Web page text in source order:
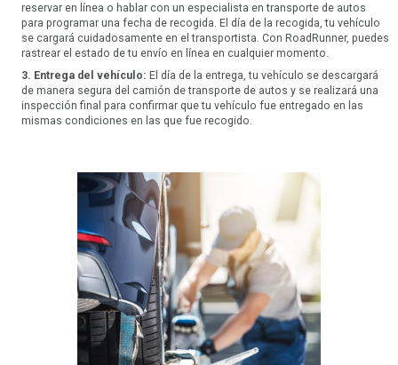
reservar en línea o hablar con un especialista en transporte de autos
para programar una fecha de recogida. El día de la recogida, tu vehículo
se cargará cuidadosamente en el transportista. Con RoadRunner, puedes
rastrear el estado de tu envío en línea en cualquier momento.
3. Entrega del vehículo: El día de la entrega, tu vehículo se descargará
de manera segura del camión de transporte de autos y se realizará una
inspección final para confirmar que tu vehículo fue entregado en las
mismas condiciones en las que fue recogido.